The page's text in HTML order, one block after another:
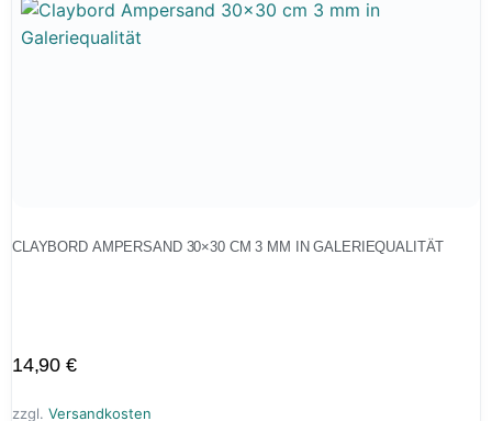
CLAYBORD AMPERSAND 30×30 CM 3 MM IN GALERIEQUALITÄT
14,90 €
zzgl. Versandkosten